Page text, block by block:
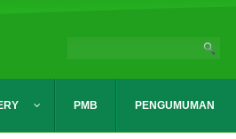
PMB PENGUMUMAN